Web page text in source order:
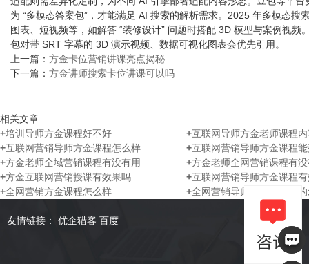
为 “多模态答案包”，才能满足 AI 搜索的解析需求。2025 年多模态
图表、短视频等，如解答 “装修设计” 问题时搭配 3D 模型与案例视
包对带 SRT 字幕的 3D 演示视频、数据可视化图表会优先引用。
上一篇： 方金卡位营销讲课亮点揭秘
下一篇： 方金讲师搜索卡位讲课可以吗
相关文章
+培训导师方金课程好不好 +互联网导师方金老师课程
+互联网营销导师方金课程怎么样 +互联网营销导师方金课程
+方金老师全域营销课程有没有用 +方金老师全网营销课程有
+方金互联网营销授课有效果吗 +互联网营销导师方金课程
+全网营销方金课程怎么样 +全网营销导师方金课程讲
友情链接： 优企猎客 百度